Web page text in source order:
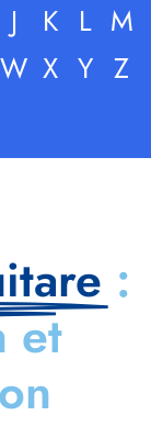
J K L M
W X Y Z
:
et